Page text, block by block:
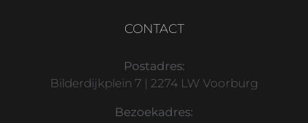
CONTACT
Postadres:
Bilderdijkplein 7 | 2274 LW Voorburg
Bezoekadres: